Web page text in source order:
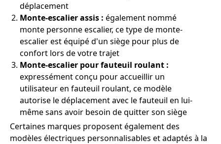
déplacement
Monte-escalier assis : également nommé
monte personne escalier, ce type de monte-
escalier est équipé d'un siège pour plus de
confort lors de votre trajet
Monte-escalier pour fauteuil roulant :
expressément conçu pour accueillir un
utilisateur en fauteuil roulant, ce modèle
autorise le déplacement avec le fauteuil en lui-
même sans avoir besoin de quitter son siège
Certaines marques proposent également des
modèles électriques personnalisables et adaptés à la